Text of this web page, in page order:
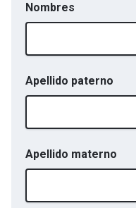
Nombres
Apellido paterno
Apellido materno